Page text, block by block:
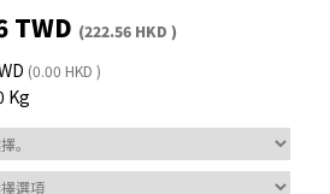
TWD (222.56 HKD )
(0.00 HKD )
Kg